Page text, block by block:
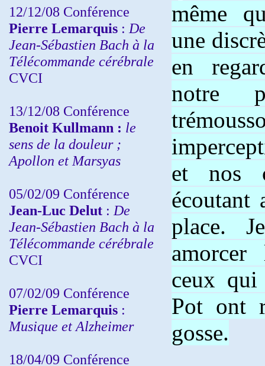
12/12/08 Conférence
Pierre Lemarquis : De
Jean-Sébastien Bach à la
Télécommande cérébrale
CVCI
13/12/08 Conférence
Benoit Kullmann : le
sens de la douleur ;
Apollon et Marsyas
05/02/09 Conférence
Jean-Luc Delut : De
Jean-Sébastien Bach à la
Télécommande cérébrale
CVCI
07/02/09 Conférence
Pierre Lemarquis :
Musique et Alzheimer
18/04/09 Conférence
même
une
en
notre
et nos
écoutant
place.
ceux
Pot ont
gosse.